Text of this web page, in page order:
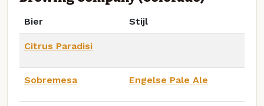
Bier Stijl
Citrus Paradisi
Sobremesa Engelse Pale Ale